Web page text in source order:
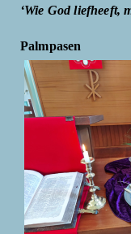
‘Wie God liefheeft,
Palmpasen